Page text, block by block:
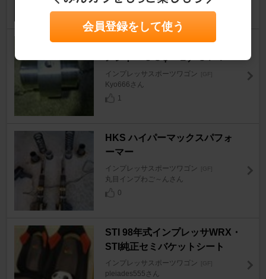
ワンオフ 水温センサーアタッチ
インプレッサスポーツワゴン [GF]
Kyo666さん
1
HKS ハイパーマックスパフォ
ーマー
インプレッサスポーツワゴン [GF]
丸目インプわご～んさん
0
STI 98年式インプレッサWRX・
STI純正セミバケットシート
インプレッサスポーツワゴン [GF]
pleiades555さん
会員登録をして使う